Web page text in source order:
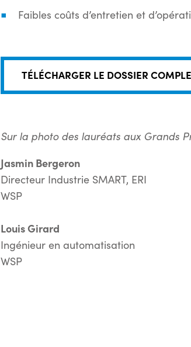
Faibles coûts d’entretien et
TÉLÉCHARGER LE DOSSIER
Sur la photo des lauréats aux Grands
Jasmin Bergeron
Directeur Industrie SMART, ERI
WSP
Louis Girard
Ingénieur en automatisation
WSP